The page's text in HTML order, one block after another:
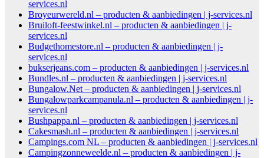
services.nl
Broyeurwereld.nl – producten & aanbiedingen | j-services.nl
Bruiloft-feestwinkel.nl – producten & aanbiedingen | j-
services.nl
Budgethomestore.nl – producten & aanbiedingen | j-
services.nl
bukserjeans.com – producten & aanbiedingen | j-services.nl
Bundles.nl – producten & aanbiedingen | j-services.nl
Bungalow.Net – producten & aanbiedingen | j-services.nl
Bungalowparkcampanula.nl – producten & aanbiedingen | j-
services.nl
Bushpappa.nl – producten & aanbiedingen | j-services.nl
Cakesmash.nl – producten & aanbiedingen | j-services.nl
Campings.com NL – producten & aanbiedingen | j-services.nl
Campingzonneweelde.nl – producten & aanbiedingen | j-